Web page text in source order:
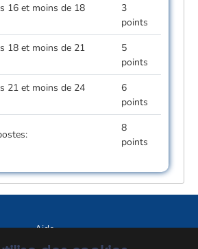
16 et moins de 18
3
points
18 et moins de 21
5
points
21 et moins de 24
6
points
8
points
Aide